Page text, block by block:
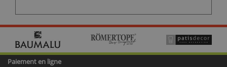
Paiement en ligne